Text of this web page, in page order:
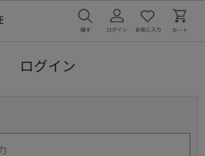
ログイン